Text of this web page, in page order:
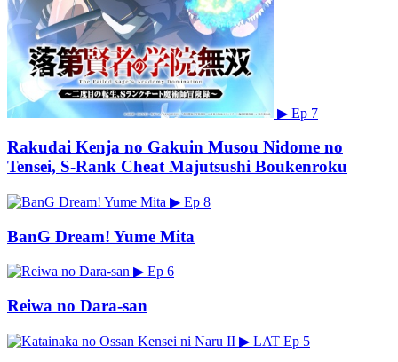
▶ Ep 7
Rakudai Kenja no Gakuin Musou Nidome no
Tensei, S-Rank Cheat Majutsushi Boukenroku
▶ Ep 8
BanG Dream! Yume Mita
▶ Ep 6
Reiwa no Dara-san
▶ LAT Ep 5